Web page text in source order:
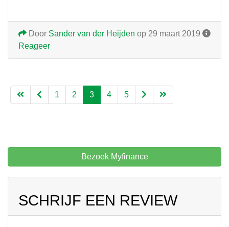
Door Sander van der Heijden op 29 maart 2019
Reageer
1 2 3 4 5
Bezoek Myfinance
SCHRIJF EEN REVIEW